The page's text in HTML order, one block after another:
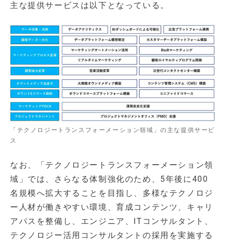
主な提供サービスは以下となっている。
「テクノロジートランスフォーメーション領域」の主な提供サービ
ス
なお、「テクノロジートランスフォーメーション領
域」では、さらなる体制強化のため、5年後に400
名規模へ拡大することを目指し、多様なテクノロジ
ー人材が働きやすい環境、育成コンテンツ、キャリ
アパスを整備し、エンジニア、ITコンサルタント、
テクノロジー活用コンサルタントの採用を実施する